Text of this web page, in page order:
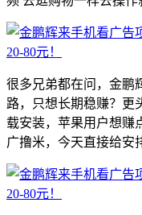
很多兄弟都在问，金鹏
路，只想长期稳赚？更
载安装，苹果用户想赚
广撸米，今天直接给安